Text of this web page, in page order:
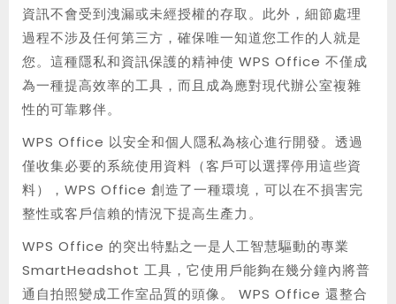
資訊不會受到洩漏或未經授權的存取。此外，細節處理
過程不涉及任何第三方，確保唯一知道您工作的人就是
您。這種隱私和資訊保護的精神使 WPS Office 不僅成
為一種提高效率的工具，而且成為應對現代辦公室複雜
性的可靠夥伴。
WPS Office 以安全和個人隱私為核心進行開發。透過
僅收集必要的系統使用資料（客戶可以選擇停用這些資
料），WPS Office 創造了一種環境，可以在不損害完
整性或客戶信賴的情況下提高生產力。
WPS Office 的突出特點之一是人工智慧驅動的專業
SmartHeadshot 工具，它使用戶能夠在幾分鐘內將普
通自拍照變成工作室品質的頭像。 WPS Office 還整合